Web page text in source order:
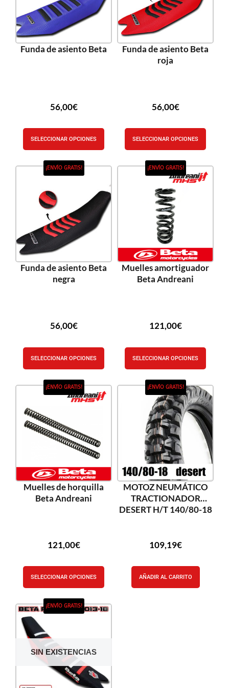
Funda de asiento Beta
56,00€
SELECCIONAR OPCIONES
Funda de asiento Beta
roja
56,00€
SELECCIONAR OPCIONES
¡ENVÍO GRATIS!
Funda de asiento Beta
negra
56,00€
SELECCIONAR OPCIONES
¡ENVÍO GRATIS!
Muelles amortiguador
Beta Andreani
121,00€
SELECCIONAR OPCIONES
¡ENVÍO GRATIS!
Muelles de horquilla
Beta Andreani
121,00€
SELECCIONAR OPCIONES
¡ENVÍO GRATIS!
MOTOZ NEUMÁTICO
TRACTIONADOR
DESERT H/T 140/80-18
109,19€
AÑADIR AL CARRITO
SIN EXISTENCIAS
¡ENVÍO GRATIS!